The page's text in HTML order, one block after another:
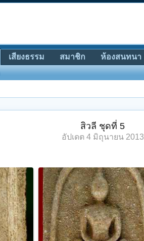
สิวลี ชุดที่ 5
อัปเดต 4 มิถุนายน 2013
เสียงธรรม สมาชิก ห้องสนทนา